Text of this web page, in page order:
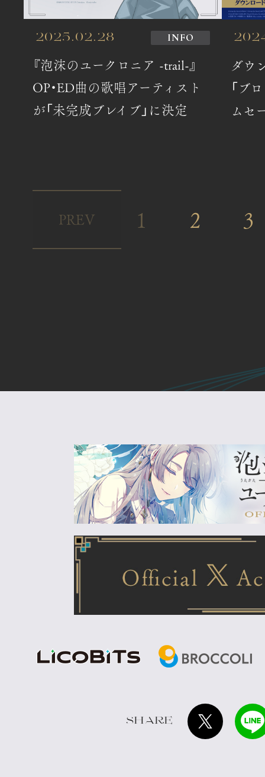
2025.02.28 INFO
『泡沫のユークロニア -trail-』
OP・ED曲の歌唱アーティスト
が「未完成ブレイブ」に決定
ダウ
「ブ
ムセ
PREV 1 2 3
SHARE